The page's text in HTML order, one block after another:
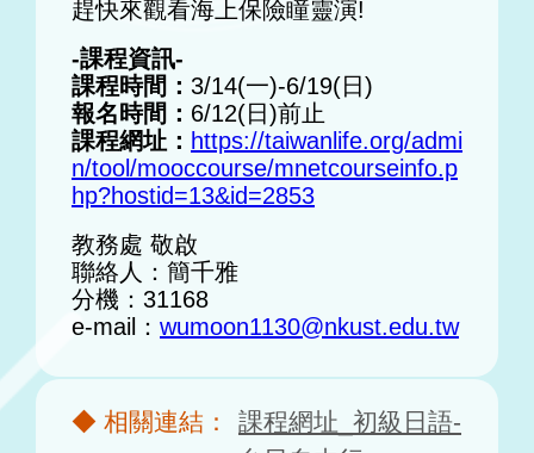
趕快來觀看海上保險瞳靈演!
-課程資訊-
課程時間： 3/14(一)-6/19(日)
報名時間： 6/12(日)前止
課程網址： https://taiwanlife.org/admi
n/tool/mooccourse/mnetcourseinfo.p
hp?hostid=13&id=2853
教務處 敬啟
聯絡人：簡千雅
分機：31168
e-mail： wumoon1130@nkust.edu.tw
課程網址_初級日語-